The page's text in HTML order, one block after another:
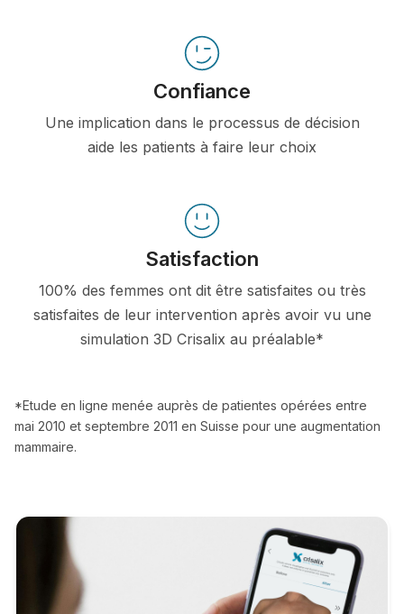
Confiance
Une implication dans le processus de décision
aide les patients à faire leur choix
Satisfaction
100% des femmes ont dit être satisfaites ou très
satisfaites de leur intervention après avoir vu une
simulation 3D Crisalix au préalable*
*Etude en ligne menée auprès de patientes opérées entre
mai 2010 et septembre 2011 en Suisse pour une augmentation
mammaire.